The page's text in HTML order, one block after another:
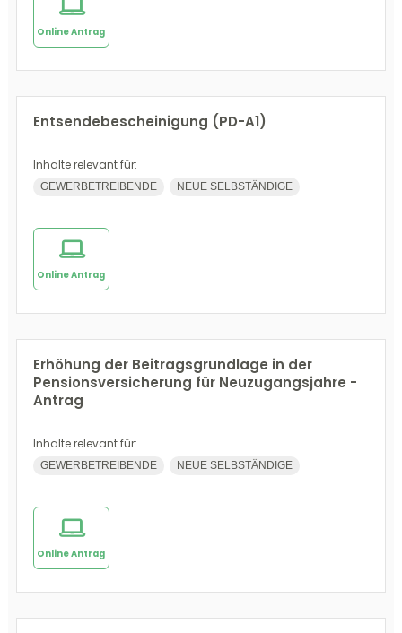
Online Antrag
Entsendebescheinigung (PD-A1)
Inhalte relevant für:
GEWERBETREIBENDE NEUE SELBSTÄNDIGE
Online Antrag
Erhöhung der Beitragsgrundlage in der
Pensionsversicherung für Neuzugangsjahre -
Antrag
Inhalte relevant für:
GEWERBETREIBENDE NEUE SELBSTÄNDIGE
Online Antrag